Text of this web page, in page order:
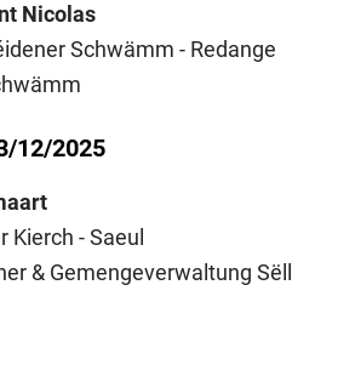
Nicolas
Schwämm - Redange
12/2025
Kierch - Saeul
& Gemengeverwaltung Sëll